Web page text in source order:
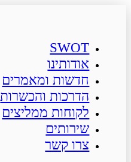
SWOT
אודותינו
חדשות ומאמרים
הדרכות והכשרות
לקוחות ממליצים
שירותים
צרו קשר